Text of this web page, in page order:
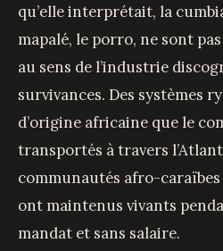
qu’elle interprétait, la
mapalé, le porro, ne sont
au sens de l’industrie
survivances. Des systèmes
d’origine africaine que le
transportés à travers
communautés afro-
ont maintenus vivants
mandat et sans salaire.